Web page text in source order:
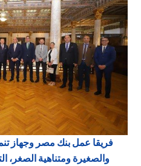
فريقا عمل بنك مصر وجهاز
والصغيرة ومتناهية الصغر،